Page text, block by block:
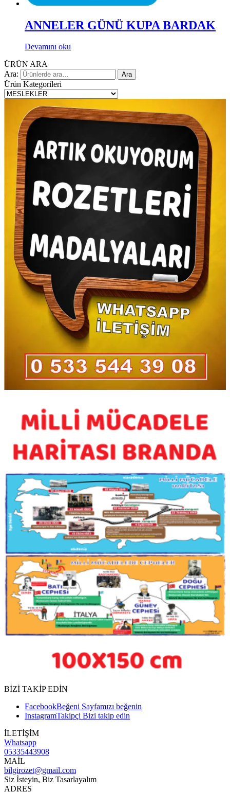
ANNELER GÜNÜ KUPA BARDAK
Devamını oku
ÜRÜN ARA
Ara:
Ara
Ürün Kategorileri
BİZİ TAKİP EDİN
FacebookBeğeni Sayfamızı beğenin
InstagramTakipçi Bizi takip edin
İLETİŞİM
Whatsapp
05335443908
MAİL
bilgirozet@gmail.com
Siz İsteyin, Biz Tasarlayalım
ADRES